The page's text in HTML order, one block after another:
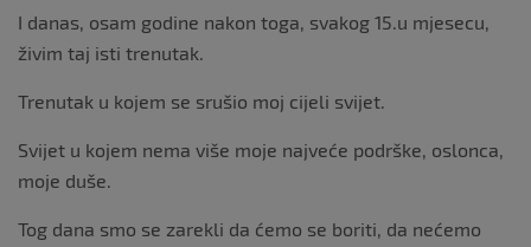
I danas, osam godine nakon toga, svakog 15.u mjesecu,
živim taj isti trenutak.
Trenutak u kojem se srušio moj cijeli svijet.
Svijet u kojem nema više moje najveće podrške, oslonca,
moje duše.
Tog dana smo se zarekli da ćemo se boriti, da nećemo